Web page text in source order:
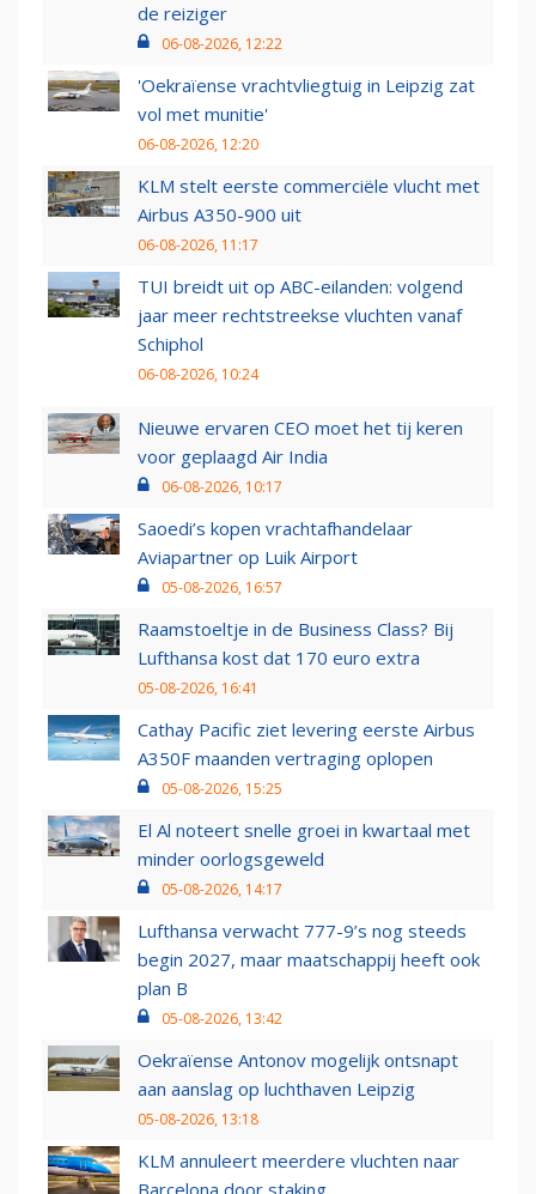
de reiziger
06-08-2026, 12:22
'Oekraïense vrachtvliegtuig in Leipzig zat
vol met munitie'
06-08-2026, 12:20
KLM stelt eerste commerciële vlucht met
Airbus A350-900 uit
06-08-2026, 11:17
TUI breidt uit op ABC-eilanden: volgend
jaar meer rechtstreekse vluchten vanaf
Schiphol
06-08-2026, 10:24
Nieuwe ervaren CEO moet het tij keren
voor geplaagd Air India
06-08-2026, 10:17
Saoedi’s kopen vrachtafhandelaar
Aviapartner op Luik Airport
05-08-2026, 16:57
Raamstoeltje in de Business Class? Bij
Lufthansa kost dat 170 euro extra
05-08-2026, 16:41
Cathay Pacific ziet levering eerste Airbus
A350F maanden vertraging oplopen
05-08-2026, 15:25
El Al noteert snelle groei in kwartaal met
minder oorlogsgeweld
05-08-2026, 14:17
Lufthansa verwacht 777-9’s nog steeds
begin 2027, maar maatschappij heeft ook
plan B
05-08-2026, 13:42
Oekraïense Antonov mogelijk ontsnapt
aan aanslag op luchthaven Leipzig
05-08-2026, 13:18
KLM annuleert meerdere vluchten naar